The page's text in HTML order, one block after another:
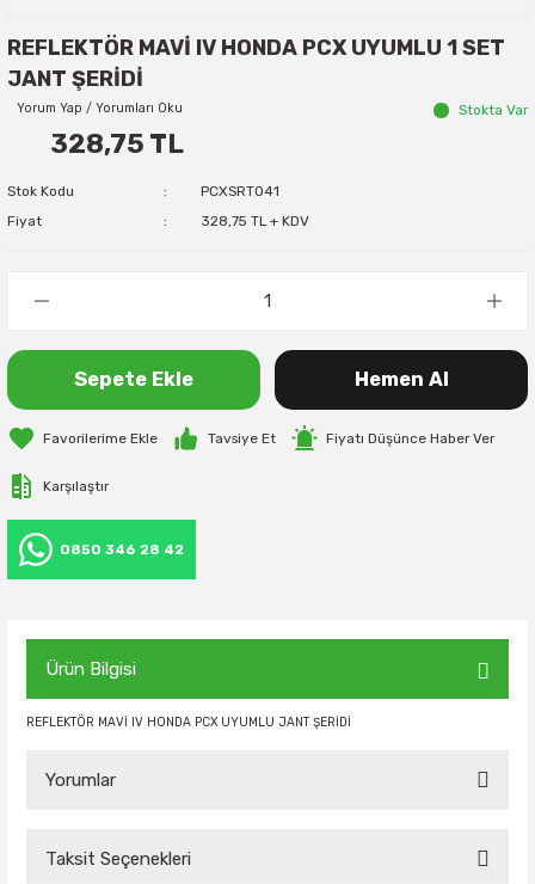
REFLEKTÖR MAVİ IV HONDA PCX UYUMLU 1 SET
JANT ŞERİDİ
Yorum Yap / Yorumları Oku Stokta Var
328,75 TL
Stok Kodu
PCXSRT041
Fiyat
328,75 TL + KDV
Sepete Ekle Hemen Al
Tavsiye Et Fiyatı Düşünce Haber Ver
Karşılaştır
0850 346 28 42
Ürün Bilgisi
REFLEKTÖR MAVİ IV HONDA PCX UYUMLU JANT ŞERİDİ
Yorumlar
Taksit Seçenekleri